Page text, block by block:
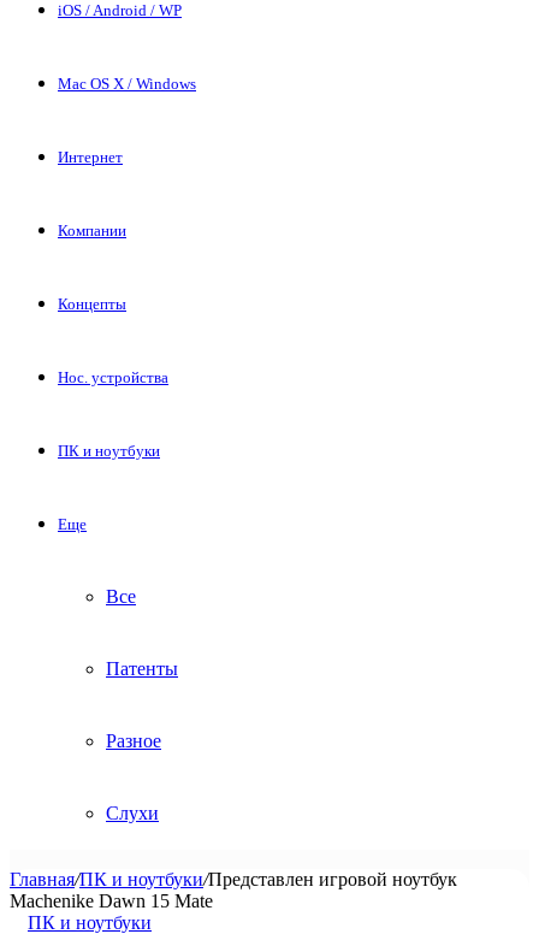
iOS / Android / WP
Mac OS X / Windows
Интернет
Компании
Концепты
Нос. устройства
ПК и ноутбуки
Еще
Все
Патенты
Разное
Слухи
Главная/ПК и ноутбуки/Представлен игровой ноутбук
Machenike Dawn 15 Mate
ПК и ноутбуки